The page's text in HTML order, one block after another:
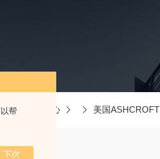
帮
产品中心 美国ASHCROFT